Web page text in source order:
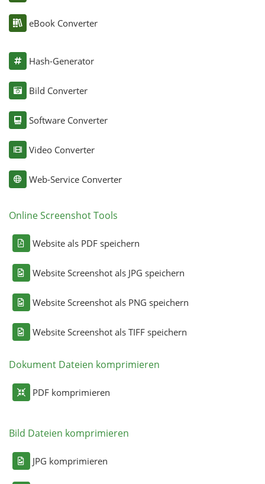
eBook Converter
Hash-Generator
Bild Converter
Software Converter
Video Converter
Web-Service Converter
Online Screenshot Tools
Website als PDF speichern
Website Screenshot als JPG speichern
Website Screenshot als PNG speichern
Website Screenshot als TIFF speichern
Dokument Dateien komprimieren
PDF komprimieren
Bild Dateien komprimieren
JPG komprimieren